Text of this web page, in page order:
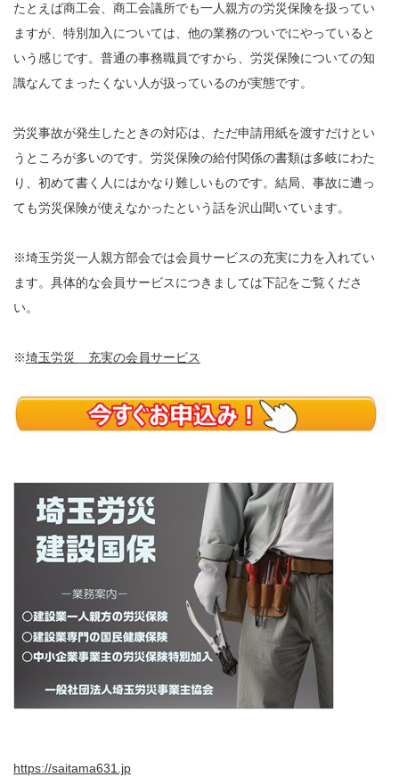
たとえば商工会、商工会議所でも一人親方の労災保険を扱ってい
ますが、特別加入については、他の業務のついでにやっていると
いう感じです。普通の事務職員ですから、労災保険についての知
識なんてまったくない人が扱っているのが実態です。
労災事故が発生したときの対応は、ただ申請用紙を渡すだけとい
うところが多いのです。労災保険の給付関係の書類は多岐にわた
り、初めて書く人にはかなり難しいものです。結局、事故に遭っ
ても労災保険が使えなかったという話を沢山聞いています。
※埼玉労災一人親方部会では会員サービスの充実に力を入れてい
ます。具体的な会員サービスにつきましては下記をご覧くださ
い。
※埼玉労災 充実の会員サービス
https://saitama631.jp